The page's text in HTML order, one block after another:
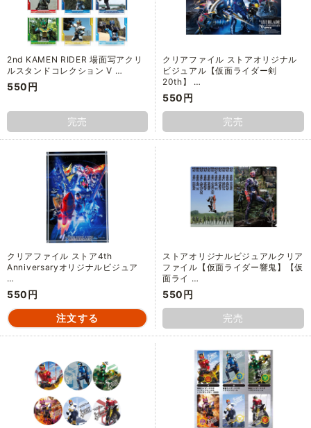
2nd KAMEN RIDER 場面写アクリ
ルスタンドコレクション V …
550円
完売
クリアファイル ストアオリジナル
ビジュアル【仮面ライダー剣
20th】 …
550円
完売
クリアファイル ストア4th
Anniversaryオリジナルビジュア
…
550円
ストアオリジナルビジュアルクリア
ファイル【仮面ライダー響鬼】【仮
面ライ …
550円
完売